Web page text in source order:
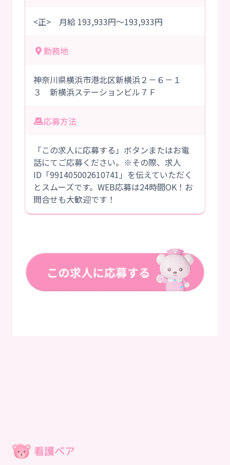
<正> 月給 193,933円～193,933円
勤務地
神奈川県横浜市港北区新横浜２－６－１
３ 新横浜ステーションビル７Ｆ
応募方法
「この求人に応募する」ボタンまたはお電
話にてご応募ください。※その際、求人
ID「991405002610741」を伝えていただく
とスムーズです。WEB応募は24時間OK！お
問合せも大歓迎です！